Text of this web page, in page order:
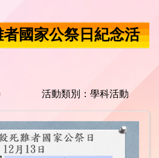
國家公祭日紀念活
活動類別：學科活動